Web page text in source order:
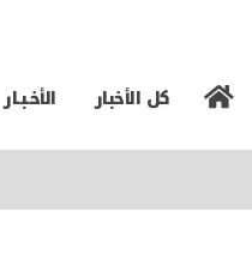
كل الأخبار الأخـبـار